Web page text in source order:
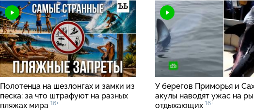
Полотенца на шезлонгах и замки из
песка: за что штрафуют на разных
пляжах мира 16+
У берегов Приморья и
акулы наводят ужас на
отдыхающих 16+